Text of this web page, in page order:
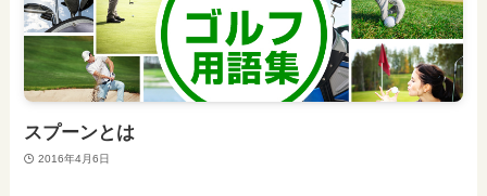
スプーンとは
2016年4月6日